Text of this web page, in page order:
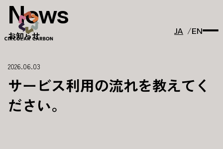
JA EN
News
お知らせ
2026.06.03
サービス利用の流れを教えてく
ださい。